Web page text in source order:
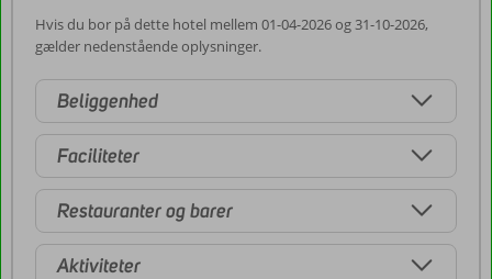
Hvis du bor på dette hotel mellem 01-04-2026 og 31-10-2026,
gælder nedenstående oplysninger.
Beliggenhed
Faciliteter
Restauranter og barer
Aktiviteter